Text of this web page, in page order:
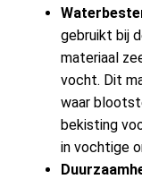
gebruikt bij
materiaal
vocht. Dit
waar
bekisting
in vochtige